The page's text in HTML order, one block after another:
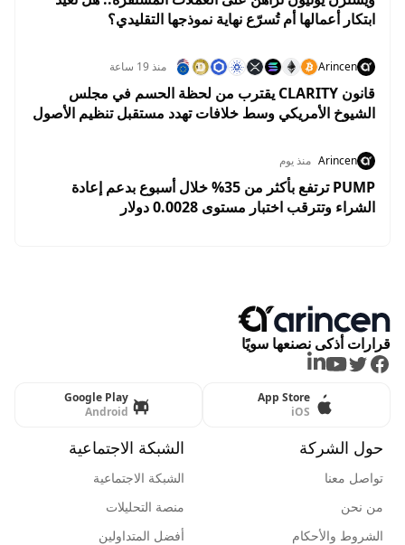
ابتكار أعمالها أم تُسرّع نهاية نموذجها التقليدي؟
Arincen منذ 19 ساعة
قانون CLARITY يقترب من لحظة الحسم في مجلس
الشيوخ الأمريكي وسط خلافات تهدد مستقبل تنظيم الأصول
Arincen منذ يوم
PUMP ترتفع بأكثر من 35% خلال أسبوع بدعم إعادة
الشراء وتترقب اختبار مستوى 0.0028 دولار
قرارات أذكى نصنعها سويًا
Facebook
Twitter
Youtube
LinkedIn
App Store
iOS
Google Play
Android
حول الشركة
تواصل معنا
من نحن
الشروط والأحكام
الشبكة الاجتماعية
الشبكة الاجتماعية
منصة التحليلات
أفضل المتداولين